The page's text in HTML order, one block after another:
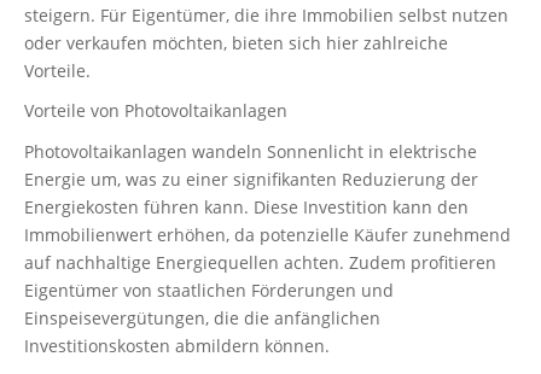
steigern. Für Eigentümer, die ihre Immobilien selbst nutzen
oder verkaufen möchten, bieten sich hier zahlreiche
Vorteile.
Vorteile von Photovoltaikanlagen
Photovoltaikanlagen wandeln Sonnenlicht in elektrische
Energie um, was zu einer signifikanten Reduzierung der
Energiekosten führen kann. Diese Investition kann den
Immobilienwert erhöhen, da potenzielle Käufer zunehmend
auf nachhaltige Energiequellen achten. Zudem profitieren
Eigentümer von staatlichen Förderungen und
Einspeisevergütungen, die die anfänglichen
Investitionskosten abmildern können.